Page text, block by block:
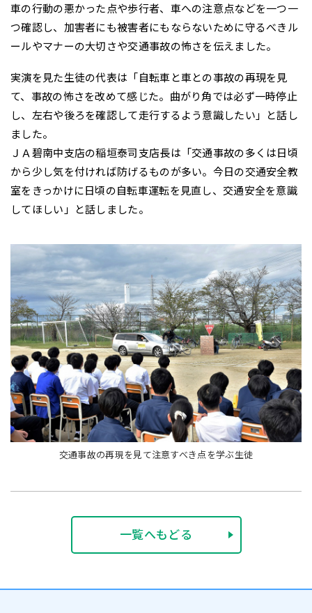
交通事故の再現を見て注意すべき点を学ぶ生徒
車の行動の悪かった点や歩行者、車への注意点などを一つ一
つ確認し、加害者にも被害者にもならないために守るべきル
ールやマナーの大切さや交通事故の怖さを伝えました。
実演を見た生徒の代表は「自転車と車との事故の再現を見
て、事故の怖さを改めて感じた。曲がり角では必ず一時停止
し、左右や後ろを確認して走行するよう意識したい」と話し
ました。
ＪＡ碧南中支店の稲垣泰司支店長は「交通事故の多くは日頃
から少し気を付ければ防げるものが多い。今日の交通安全教
室をきっかけに日頃の自転車運転を見直し、交通安全を意識
してほしい」と話しました。
一覧へもどる